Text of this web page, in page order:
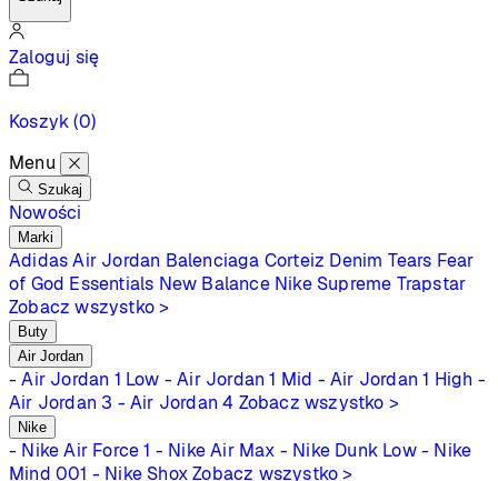
Zaloguj się
Koszyk(0)
Menu
Szukaj
Nowości
Marki
Adidas Air Jordan Balenciaga Corteiz Denim Tears Fear
of God Essentials New Balance Nike Supreme Trapstar
Zobacz wszystko >
Buty
Air Jordan
- Air Jordan 1 Low - Air Jordan 1 Mid - Air Jordan 1 High -
Air Jordan 3 - Air Jordan 4 Zobacz wszystko >
Nike
- Nike Air Force 1 - Nike Air Max - Nike Dunk Low - Nike
Mind 001 - Nike Shox Zobacz wszystko >